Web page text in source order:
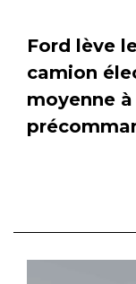
Ford lève
camion
moyenne